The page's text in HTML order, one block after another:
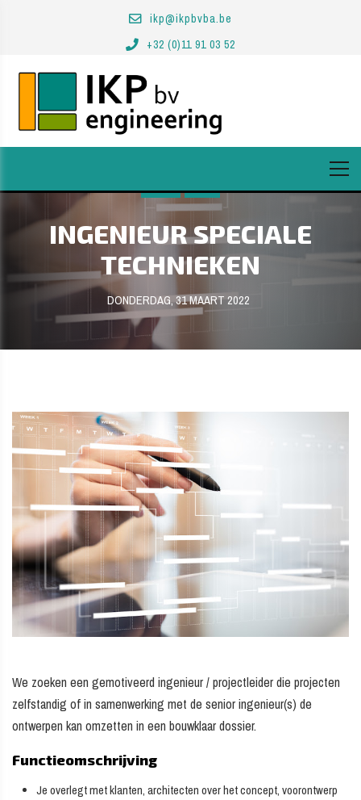
ikp@ikpbvba.be
+32 (0)11 91 03 52
INGENIEUR SPECIALE
TECHNIEKEN
DONDERDAG, 31 MAART 2022
We zoeken een gemotiveerd ingenieur / projectleider die projecten
zelfstandig of in samenwerking met de senior ingenieur(s) de
ontwerpen kan omzetten in een bouwklaar dossier.
Functieomschrijving
Je overlegt met klanten, architecten over het concept, voorontwerp